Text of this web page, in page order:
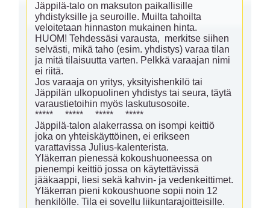
Jäppilä-talo on maksuton paikallisille
yhdistyksille ja seuroille. Muilta tahoilta
veloitetaan hinnaston mukainen hinta.
HUOM! Tehdessäsi varausta,  merkitse siihen
selvästi, mikä taho (esim. yhdistys) varaa tilan
ja mitä tilaisuutta varten. Pelkkä varaajan nimi
ei riitä.
Jos varaaja on yritys, yksityishenkilö tai
Jäppilän ulkopuolinen yhdistys tai seura, täytä
varaustietoihin myös laskutusosoite.
*****     *****     *****     *****
Jäppilä-talon alakerrassa on isompi keittiö
joka on yhteiskäyttöinen, ei erikseen
varattavissa Julius-kalenterista.
Yläkerran pienessä kokoushuoneessa on
pienempi keittiö jossa on käytettävissä
jääkaappi, liesi sekä kahvin- ja vedenkeittimet.
Yläkerran pieni kokoushuone sopii noin 12
henkilölle. Tila ei sovellu liikuntarajoitteisille.